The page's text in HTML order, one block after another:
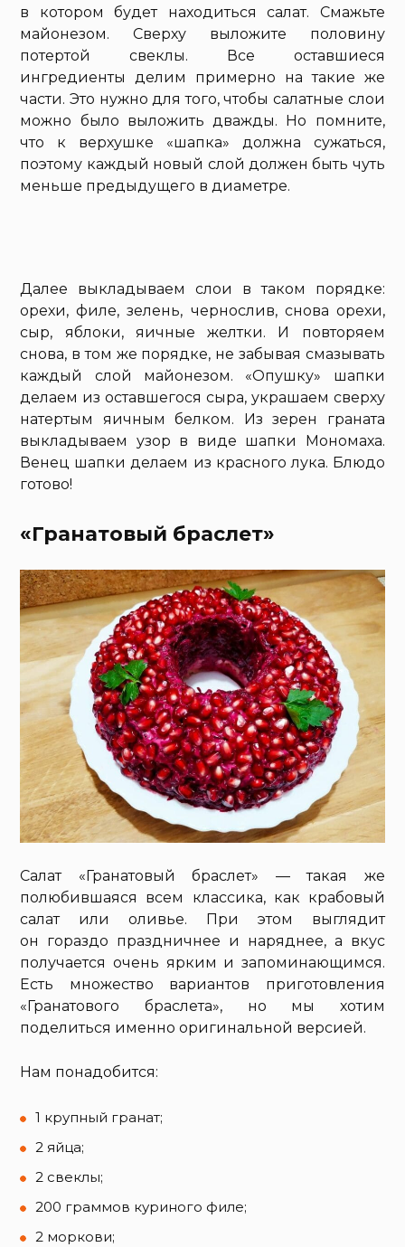
в котором будет находиться салат. Смажьте
майонезом. Сверху выложите половину
потертой свеклы. Все оставшиеся
ингредиенты делим примерно на такие же
части. Это нужно для того, чтобы салатные слои
можно было выложить дважды. Но помните,
что к верхушке «шапка» должна сужаться,
поэтому каждый новый слой должен быть чуть
меньше предыдущего в диаметре.
Далее выкладываем слои в таком порядке:
орехи, филе, зелень, чернослив, снова орехи,
сыр, яблоки, яичные желтки. И повторяем
снова, в том же порядке, не забывая смазывать
каждый слой майонезом. «Опушку» шапки
делаем из оставшегося сыра, украшаем сверху
натертым яичным белком. Из зерен граната
выкладываем узор в виде шапки Мономаха.
Венец шапки делаем из красного лука. Блюдо
готово!
«Гранатовый браслет»
Салат «Гранатовый браслет» — такая же
полюбившаяся всем классика, как крабовый
салат или оливье. При этом выглядит
он гораздо праздничнее и наряднее, а вкус
получается очень ярким и запоминающимся.
Есть множество вариантов приготовления
«Гранатового браслета», но мы хотим
поделиться именно оригинальной версией.
Нам понадобится:
1 крупный гранат;
2 яйца;
2 свеклы;
200 граммов куриного филе;
2 моркови;